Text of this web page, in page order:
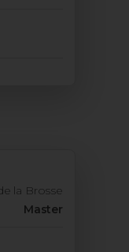
la Brosse
Master